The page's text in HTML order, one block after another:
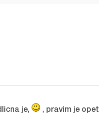
je,
, pravim je opet